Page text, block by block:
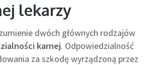
lekarzy
dwóch głównych rodzajów
karnej. Odpowiedzialność
za szkodę wyrządzoną przez